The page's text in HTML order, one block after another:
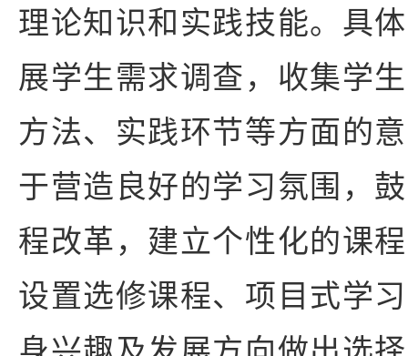
理论知识和实践技能。具
展学生需求调查，收集学
方法、实践环节等方面的
于营造良好的学习氛围，
程改革，建立个性化的课
设置选修课程、项目式学